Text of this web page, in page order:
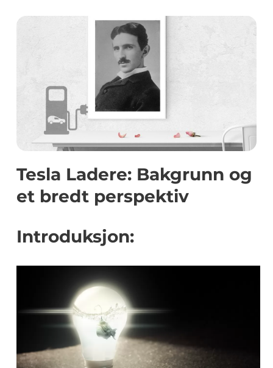
Tesla Ladere: Bakgrunn og
et bredt perspektiv
Introduksjon: